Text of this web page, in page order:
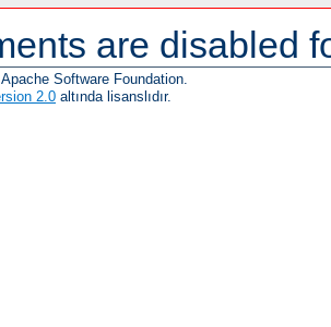
are disabled
Software Foundation.
2.0 altında lisanslıdır.